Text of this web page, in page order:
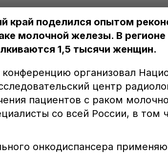
край поделился опытом
молочной железы. В
1,5 тысячи женщин.
организовал
центр
пациентов с раком
со всей России, в том
онкодиспансера